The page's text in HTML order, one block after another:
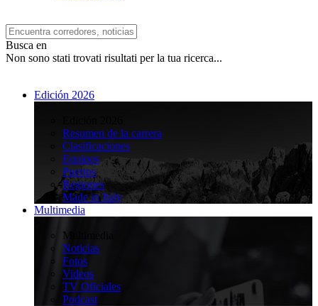
Busca en
Non sono stati trovati risultati per la tua ricerca...
Edición 2026
Resumen de la carrera
Clasificaciones
Equipos
Puertos
Regiones
Made in Italy
Multimedia
Multimedia
Noticias
Fotos
Videos
TV Oficiales
Podcast